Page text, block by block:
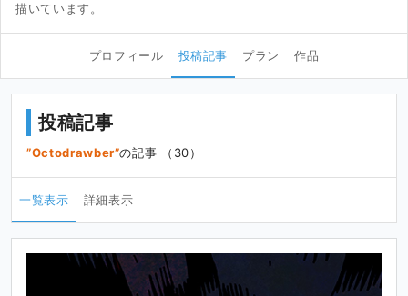
描いています。
プロフィール 投稿記事 プラン 作品
投稿記事
Octodrawber の記事 （30）
一覧表示 詳細表示